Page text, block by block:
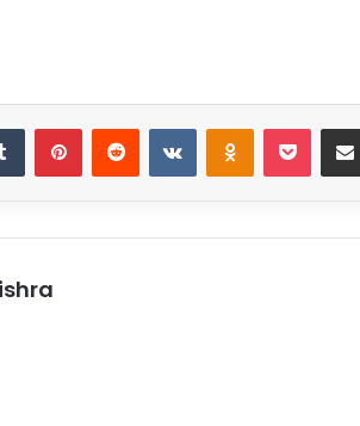
TumblrPinterestRedditVKontakte